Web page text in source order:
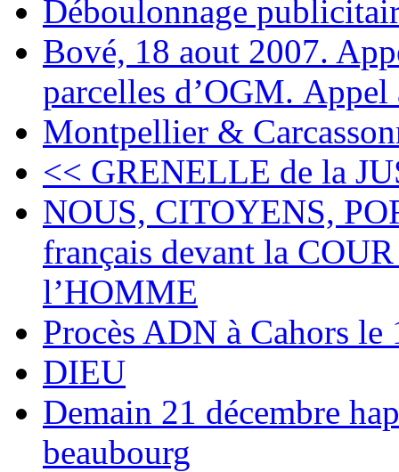
Déboulonnage
Bové, 18 aout 2007.
parcelles d’OGM. Appel
Montpellier &
<< GRENELLE de la
NOUS, CITOYENS,
français devant la
l’HOMME
Procès ADN à Cahors le
DIEU
Demain 21 décembre
beaubourg